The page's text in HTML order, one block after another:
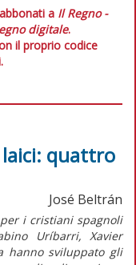
a Il Regno -
digitale.
il proprio codice
laici: quattro
José Beltrán
i cristiani spagnoli
Uríbarri, Xavier
hanno sviluppato gli